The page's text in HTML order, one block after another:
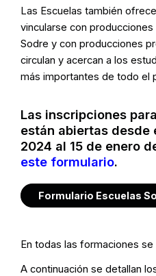
Las Escuelas también
vincularse con
Sodre y con producciones
circulan y acercan a los
más importantes de todo el
Las inscripciones
están abiertas desde
2024 al 15 de enero
este formulario.
Formulario Escuelas
En todas las formaciones se
A continuación se detallan